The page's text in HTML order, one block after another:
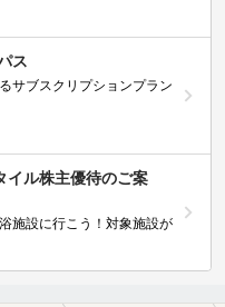
ス
サブスクリプションプラン
イル株主優待のご案
施設に行こう！対象施設が